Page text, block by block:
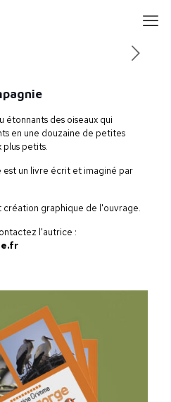
des oiseaux qui
en une douzaine de petites
plus petits.
un livre écrit et imaginé par
création graphique de l'ouvrage.
l'autrice :